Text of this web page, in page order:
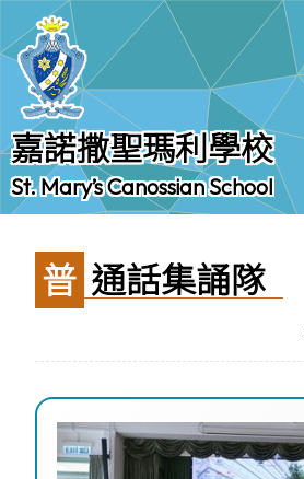
嘉諾撒聖瑪利學校
St. Mary’s Canossian School
普通話集誦隊